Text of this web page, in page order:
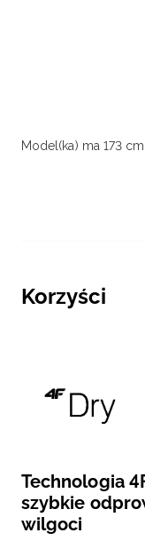
Model(ka) ma 173
Korzyści
Technologia
szybkie
wilgoci